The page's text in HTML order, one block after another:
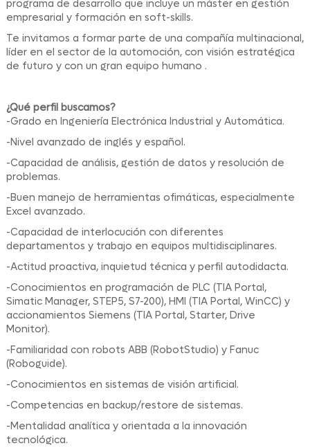
programa de desarrollo que incluye un máster en gestión
empresarial y formación en soft-skills.
Te invitamos a formar parte de una compañía multinacional,
líder en el sector de la automoción, con visión estratégica
de futuro y con un gran equipo humano .
¿Qué perfil buscamos?
-Grado en Ingeniería Electrónica Industrial y Automática.
-Nivel avanzado de inglés y español.
-Capacidad de análisis, gestión de datos y resolución de
problemas.
-Buen manejo de herramientas ofimáticas, especialmente
Excel avanzado.
-Capacidad de interlocución con diferentes
departamentos y trabajo en equipos multidisciplinares.
-Actitud proactiva, inquietud técnica y perfil autodidacta.
-Conocimientos en programación de PLC (TIA Portal,
Simatic Manager, STEP5, S7-200), HMI (TIA Portal, WinCC) y
accionamientos Siemens (TIA Portal, Starter, Drive
Monitor).
-Familiaridad con robots ABB (RobotStudio) y Fanuc
(Roboguide).
-Conocimientos en sistemas de visión artificial.
-Competencias en backup/restore de sistemas.
-Mentalidad analítica y orientada a la innovación
tecnológica.